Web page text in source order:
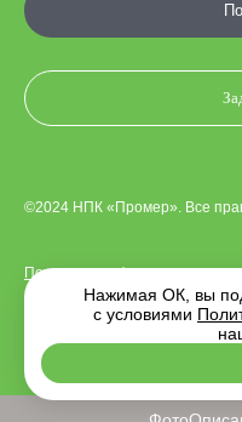
©2024 НПК «Промер». Все
Политика
Indigo Amigo.
Нажимая ОК, вы
с условиями